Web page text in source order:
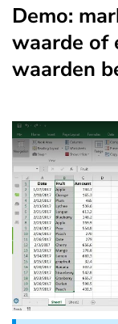
Demo:
waarde of
waarden